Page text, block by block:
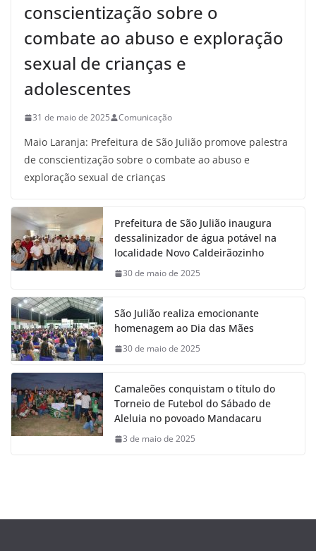
conscientização sobre o
combate ao abuso e exploração
sexual de crianças e
adolescentes
31 de maio de 2025 Comunicação
Maio Laranja: Prefeitura de São Julião promove palestra
de conscientização sobre o combate ao abuso e
exploração sexual de crianças
Prefeitura de São Julião inaugura
dessalinizador de água potável na
localidade Novo Caldeirãozinho
30 de maio de 2025
São Julião realiza emocionante
homenagem ao Dia das Mães
30 de maio de 2025
Camaleões conquistam o título do
Torneio de Futebol do Sábado de
Aleluia no povoado Mandacaru
3 de maio de 2025